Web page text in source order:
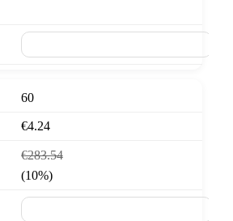
60
€4.24
€283.54
(10%)